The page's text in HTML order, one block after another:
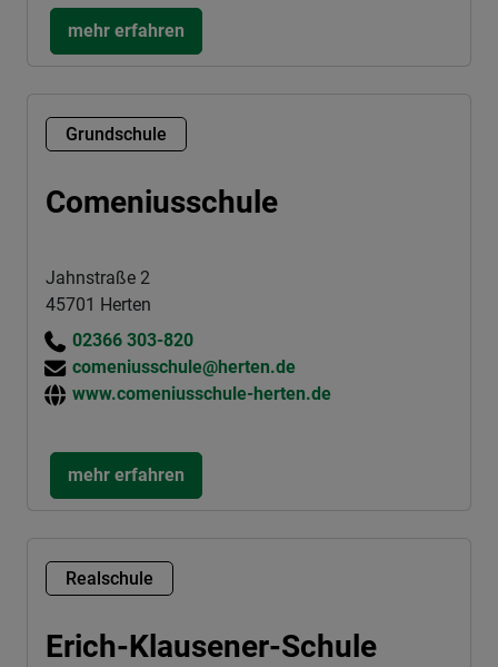
mehr erfahren
Grundschule
Comeniusschule
Jahnstraße 2
45701 Herten
02366 303-820
comeniusschule@herten.de
www.comeniusschule-herten.de
mehr erfahren
Realschule
Erich-Klausener-Schule